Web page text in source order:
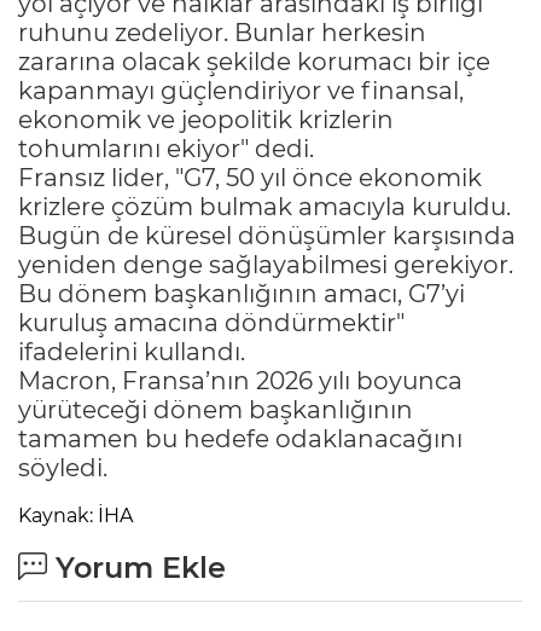
ruhunu zedeliyor. Bunlar herkesin
zararına olacak şekilde korumacı bir içe
kapanmayı güçlendiriyor ve finansal,
ekonomik ve jeopolitik krizlerin
tohumlarını ekiyor" dedi.
Fransız lider, "G7, 50 yıl önce ekonomik
krizlere çözüm bulmak amacıyla kuruldu.
Bugün de küresel dönüşümler karşısında
yeniden denge sağlayabilmesi gerekiyor.
Bu dönem başkanlığının amacı, G7’yi
kuruluş amacına döndürmektir"
ifadelerini kullandı.
Macron, Fransa’nın 2026 yılı boyunca
yürüteceği dönem başkanlığının
tamamen bu hedefe odaklanacağını
söyledi.
Kaynak: İHA
Yorum Ekle